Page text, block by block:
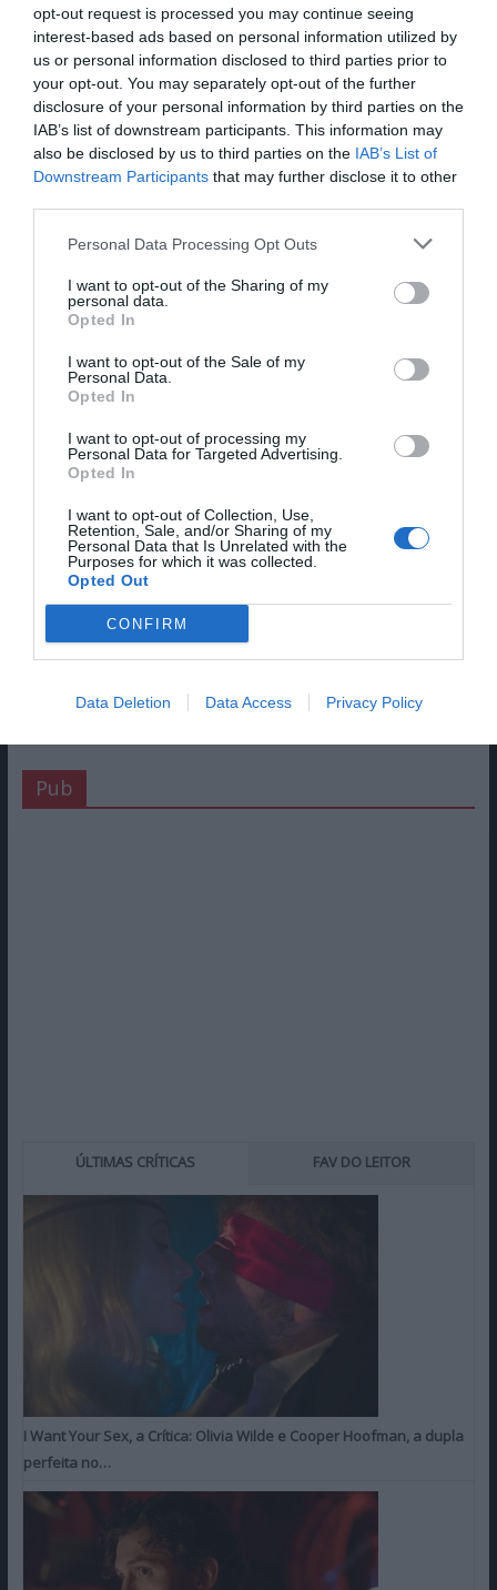
opt-out request is processed you may continue seeing
interest-based ads based on personal information utilized by
us or personal information disclosed to third parties prior to
your opt-out. You may separately opt-out of the further
disclosure of your personal information by third parties on the
IAB’s list of downstream participants. This information may
also be disclosed by us to third parties on the IAB’s List of
Downstream Participants that may further disclose it to other
Personal Data Processing Opt Outs
I want to opt-out of the Sharing of my
personal data.
Opted In
I want to opt-out of the Sale of my
Personal Data.
Opted In
I want to opt-out of processing my
Personal Data for Targeted Advertising.
Opted In
I want to opt-out of Collection, Use,
Retention, Sale, and/or Sharing of my
Personal Data that Is Unrelated with the
Purposes for which it was collected.
Opted Out
CONFIRM
Data Deletion Data Access Privacy Policy
Cine Estreias HD
Pub
ÚLTIMAS CRÍTICAS FAV DO LEITOR
I Want Your Sex, a Crítica: Olivia Wilde e Cooper Hoofman, a dupla
perfeita no…